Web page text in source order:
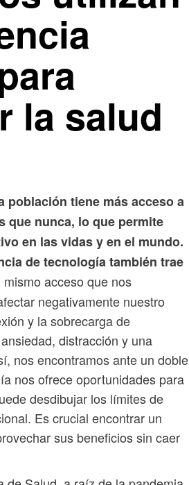
la salud
población tiene más acceso a
que nunca, lo que permite
en las vidas y en el mundo.
de tecnología también trae
mismo acceso que nos
negativamente nuestro
y la sobrecarga de
distracción y una
nos encontramos ante un doble
nos ofrece oportunidades para
desdibujar los límites de
Es crucial encontrar un
sus beneficios sin caer